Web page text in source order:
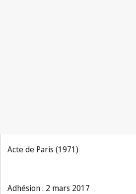
Acte de Paris (1971)
Adhésion : 2 mars 2017